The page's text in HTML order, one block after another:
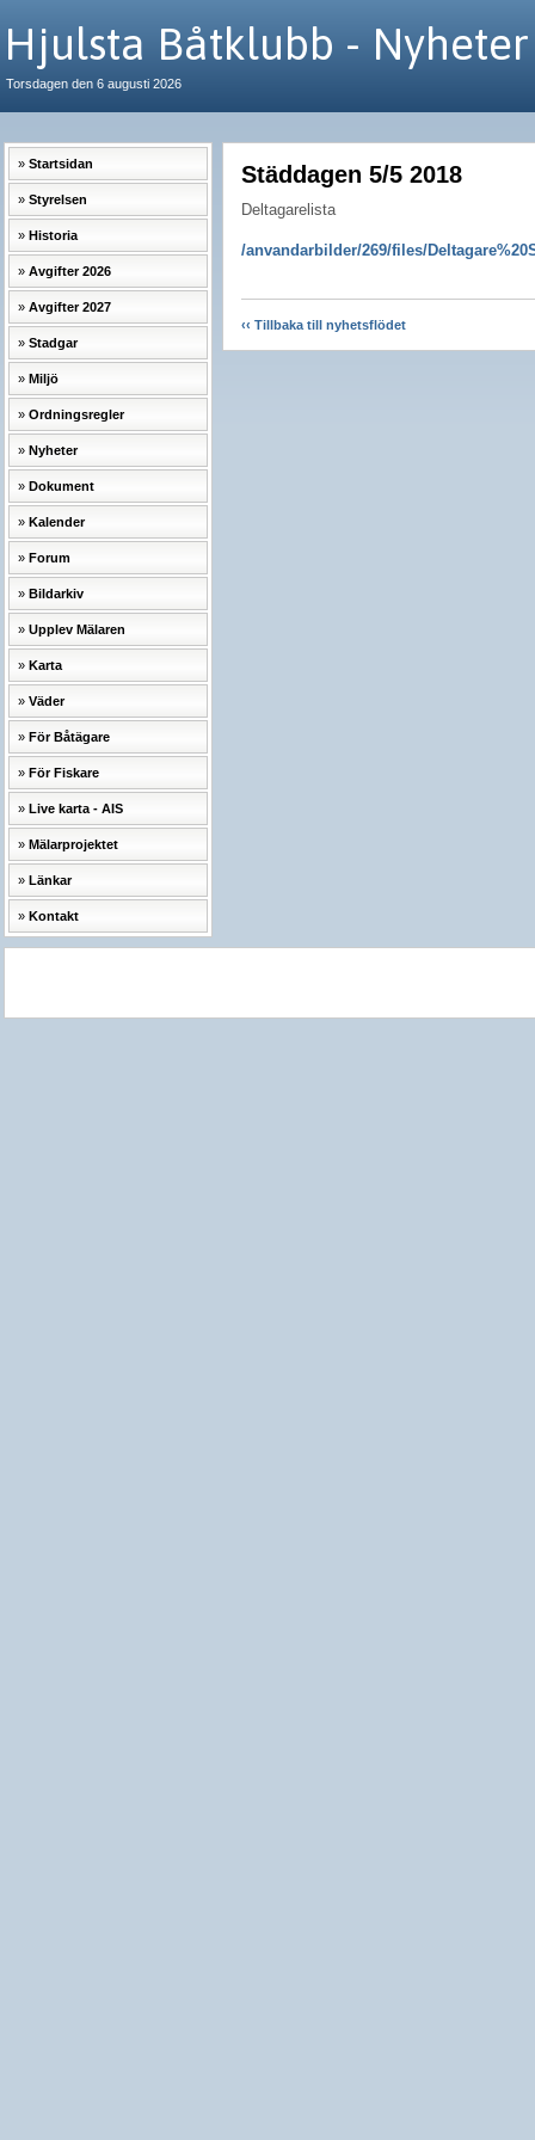
Hjulsta Båtklubb - Nyheter
Torsdagen den 6 augusti 2026
Startsidan
Styrelsen
Historia
Avgifter 2026
Avgifter 2027
Stadgar
Miljö
Ordningsregler
Nyheter
Dokument
Kalender
Forum
Bildarkiv
Upplev Mälaren
Karta
Väder
För Båtägare
För Fiskare
Live karta - AIS
Mälarprojektet
Länkar
Kontakt
Städdagen 5/5 2018
Deltagarelista
/anvandarbilder/269/files/
‹‹ Tillbaka till nyhetsflödet